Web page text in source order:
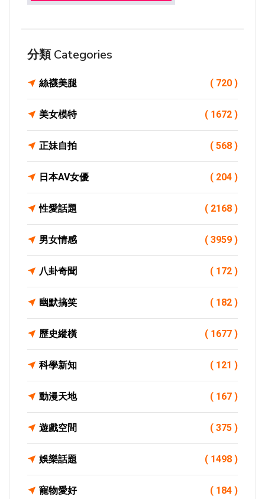
分類 Categories
絲襪美腿 ( 720 )
美女模特 ( 1672 )
正妹自拍 ( 568 )
日本AV女優 ( 204 )
性愛話題 ( 2168 )
男女情感 ( 3959 )
八卦奇聞 ( 172 )
幽默搞笑 ( 182 )
歷史縱橫 ( 1677 )
科學新知 ( 121 )
動漫天地 ( 167 )
遊戲空間 ( 375 )
娛樂話題 ( 1498 )
寵物愛好 ( 184 )